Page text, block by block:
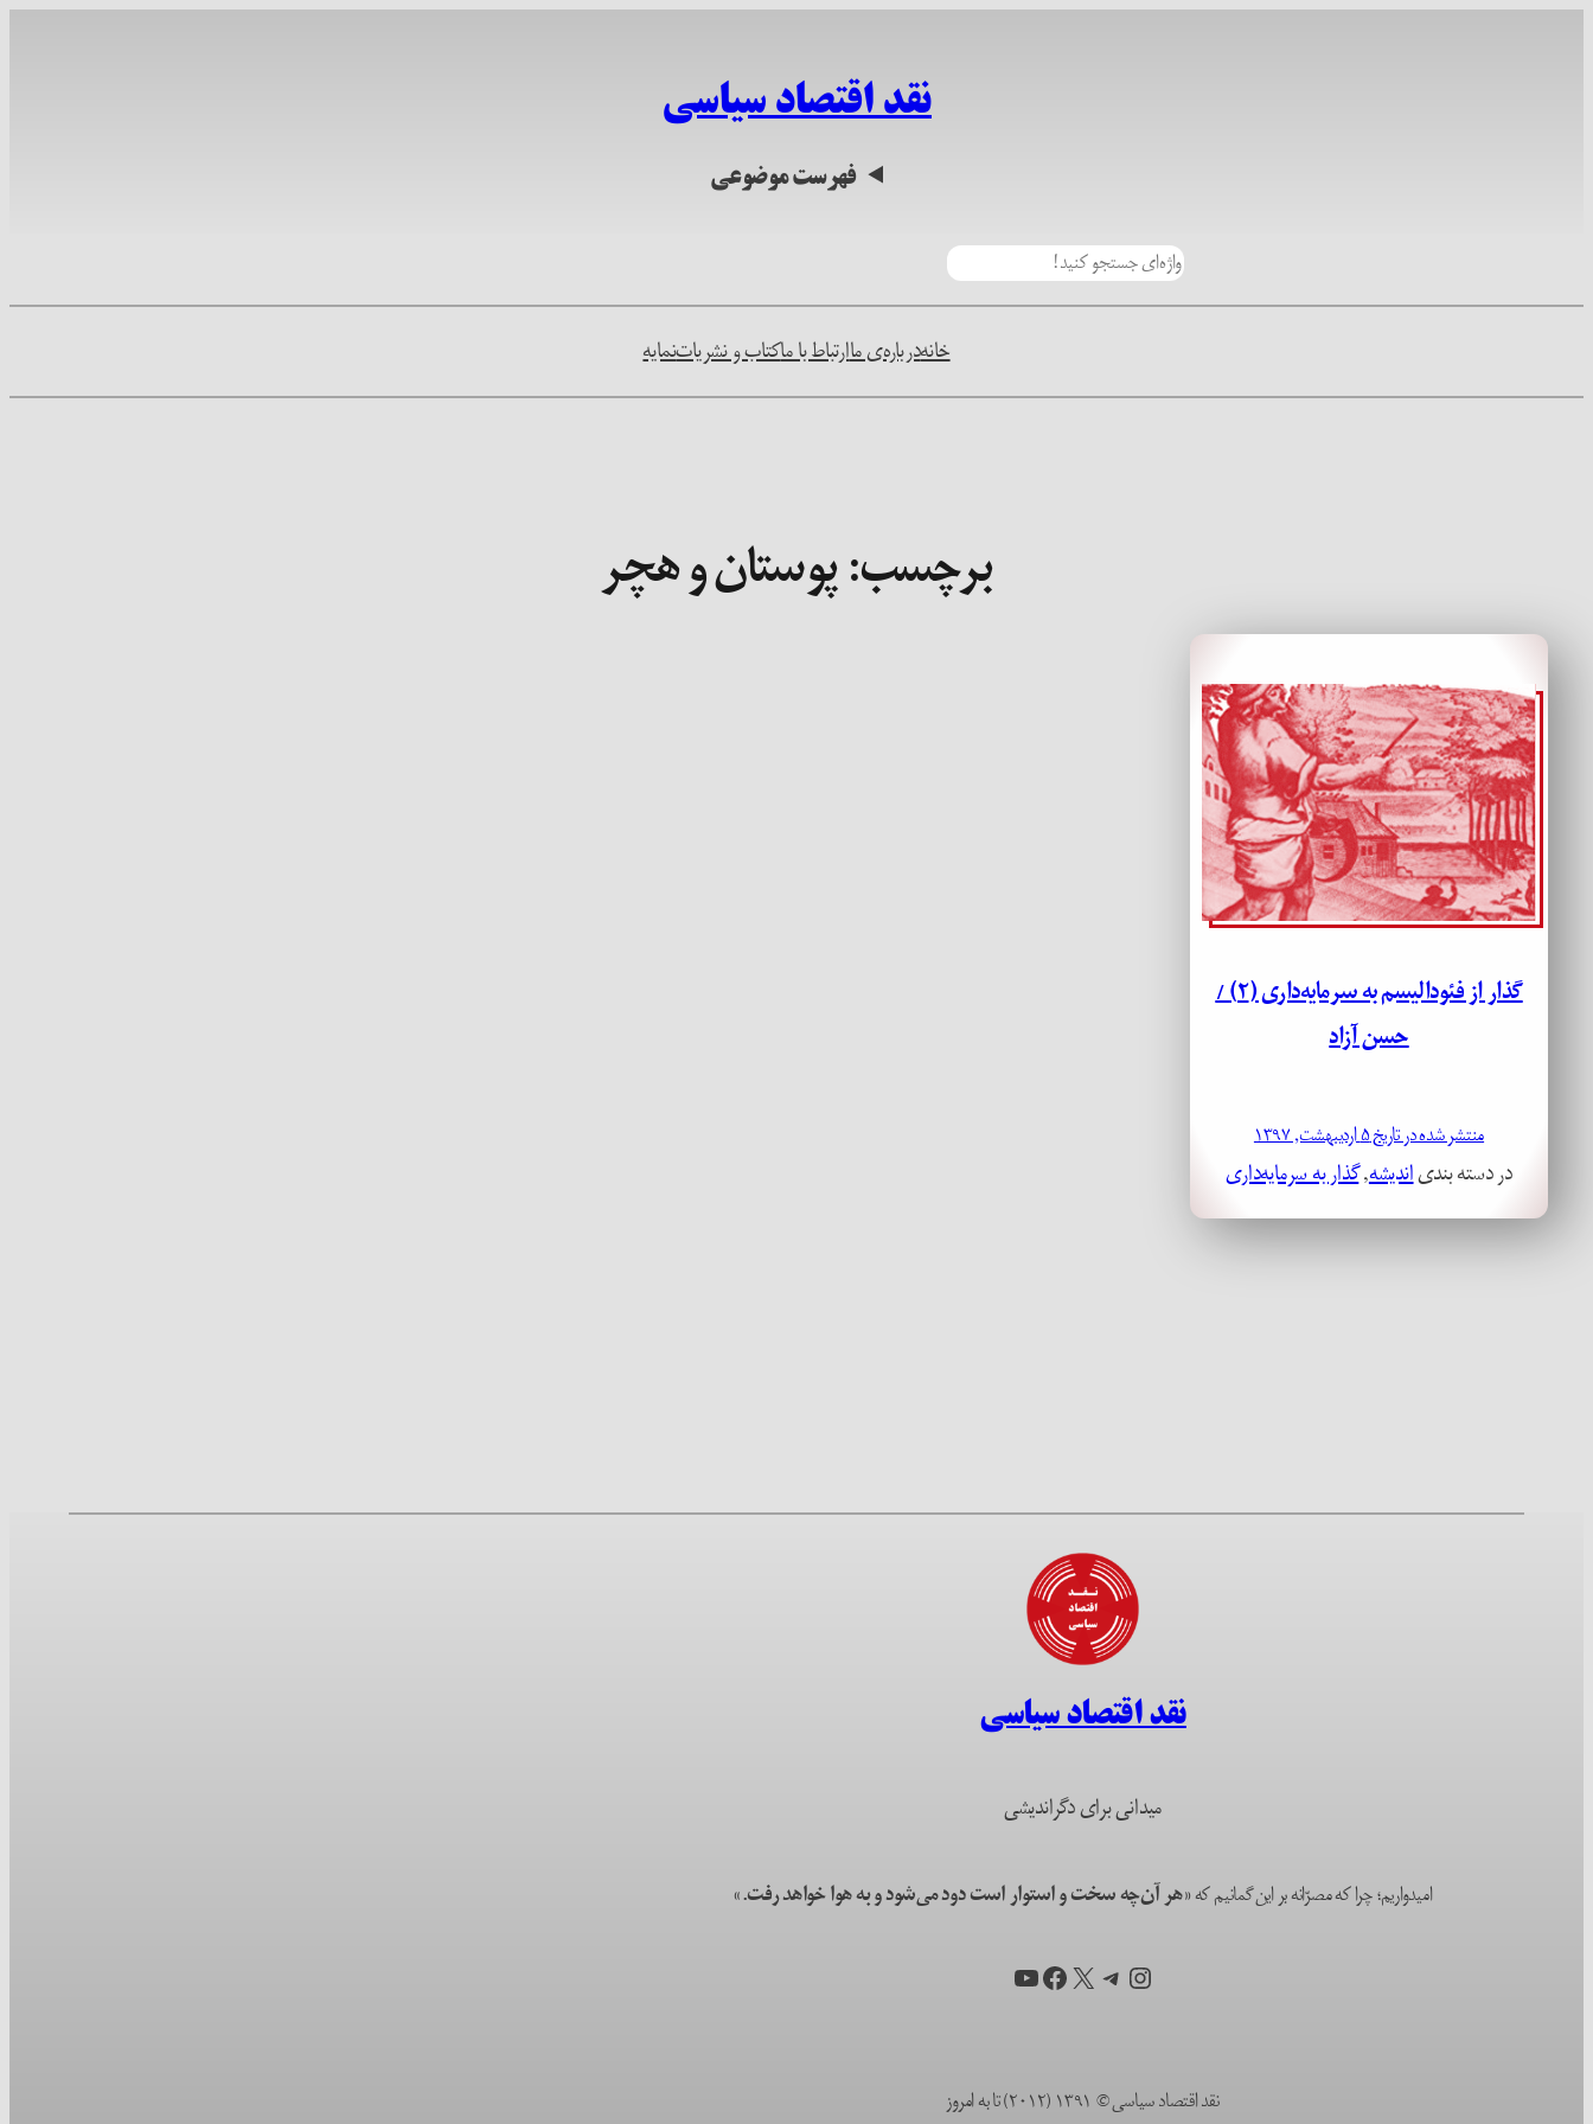
نقد اقتصاد سیاسی
فهرست موضوعی
خانهدرباره‌ی ماارتباط با ماکتاب و نشریاتنمایه
برچسب:پوستان و هچر
گذار از فئودالیسم به سرمایه‌داری (۲) /
حسن آزاد
منتشر شده در تاریخ ۵ اردیبهشت, ۱۳۹۷
در دسته بندیاندیشه, گذار به سرمایه‌داری
نقد اقتصاد سیاسی
میدانی برای دگراندیشی
امیدواریم؛ چرا که مصرّانه بر این گمانیم که«هر آن‌چه سخت و استوار است دود می‌شود و به هوا خواهد رفت.»
اینستاگرم
تلگرام
X فیس‌بوک
یوتیوب
نقد اقتصاد سیاسی © ۱۳۹۱ (۲۰۱۲) تا به امروز